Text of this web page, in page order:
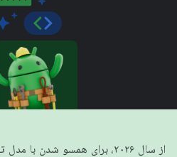
از سال ۲۰۲۶، برای همسو شدن